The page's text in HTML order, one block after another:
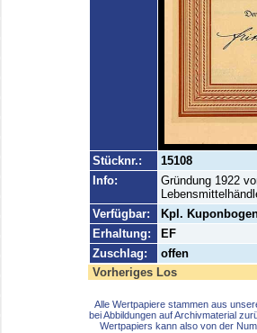
Stücknr.:
15108
Info:
Gründung 1922
Verfügbar:
Kpl.
Erhaltung:
EF
Zuschlag:
offen
Vorheriges Los
Alle Wertpapiere stammen aus
bei Abbildungen auf Archivmaterial
Wertpapiers kann also von der